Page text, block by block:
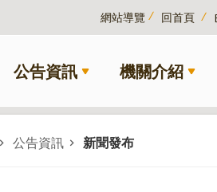
網站導覽 回首頁
公告資訊 機關介紹
公告資訊 新聞發布